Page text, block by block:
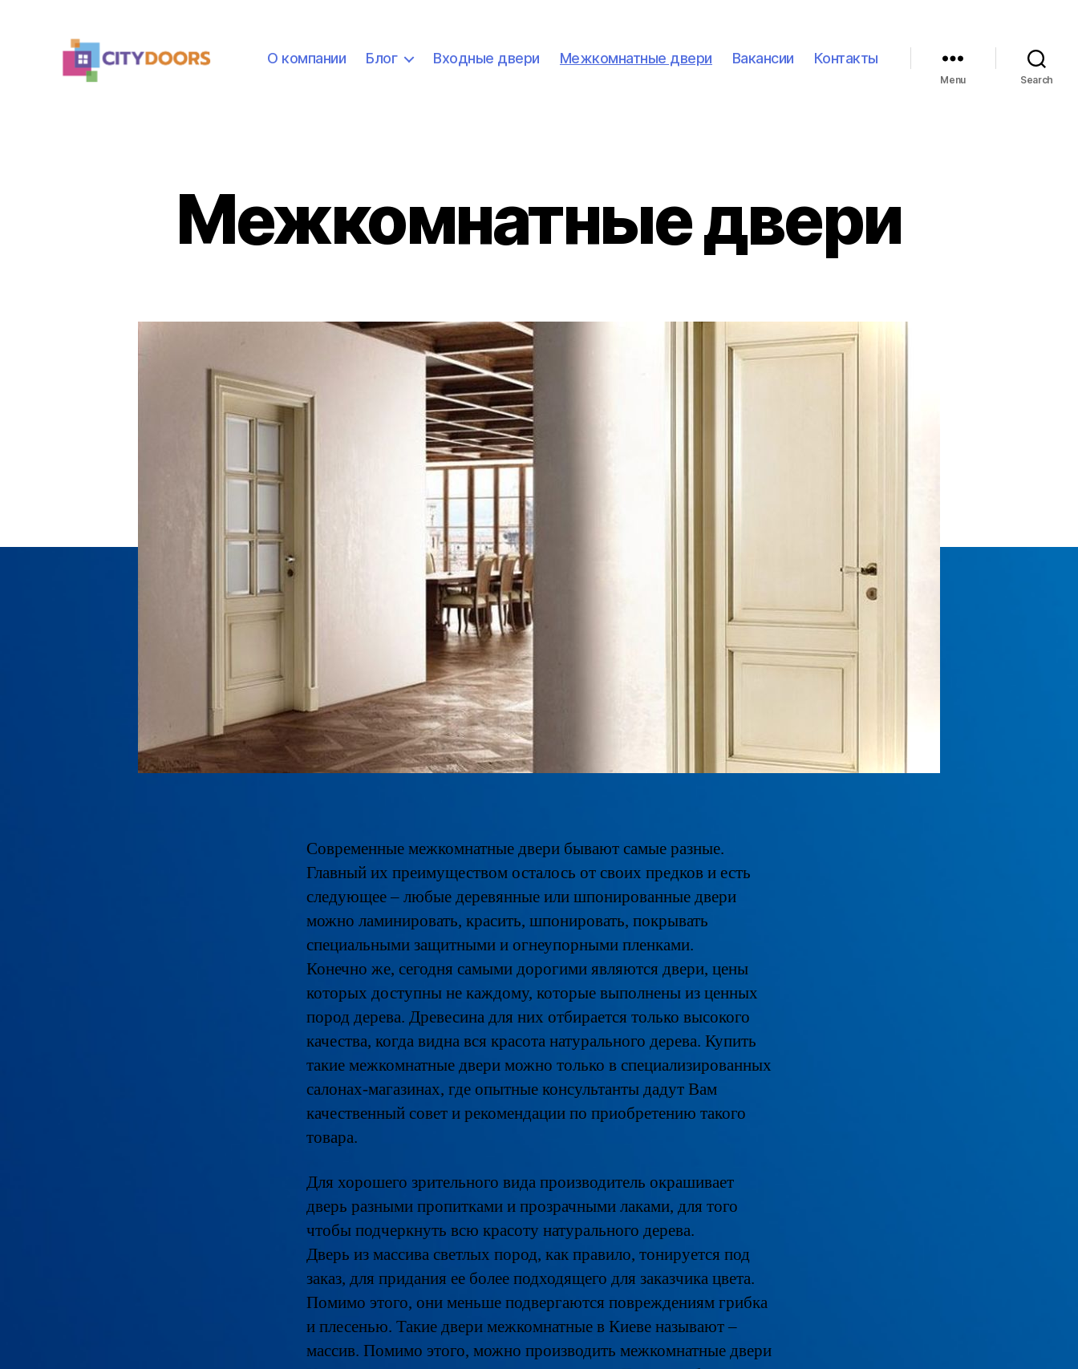
О компании Блог Входные двери Межкомнатные двери Вакансии Контакты
Menu Search
Межкомнатные двери
Современные межкомнатные двери бывают самые разные.
Главный их преимуществом осталось от своих предков и есть
следующее – любые деревянные или шпонированные двери
можно ламинировать, красить, шпонировать, покрывать
специальными защитными и огнеупорными пленками.
Конечно же, сегодня самыми дорогими являются двери, цены
которых доступны не каждому, которые выполнены из ценных
пород дерева. Древесина для них отбирается только высокого
качества, когда видна вся красота натурального дерева. Купить
такие межкомнатные двери можно только в специализированных
салонах-магазинах, где опытные консультанты дадут Вам
качественный совет и рекомендации по приобретению такого
товара.
Для хорошего зрительного вида производитель окрашивает
дверь разными пропитками и прозрачными лаками, для того
чтобы подчеркнуть всю красоту натурального дерева.
Дверь из массива светлых пород, как правило, тонируется под
заказ, для придания ее более подходящего для заказчика цвета.
Помимо этого, они меньше подвергаются повреждениям грибка
и плесенью. Такие двери межкомнатные в Киеве называют –
массив. Помимо этого, можно производить межкомнатные двери